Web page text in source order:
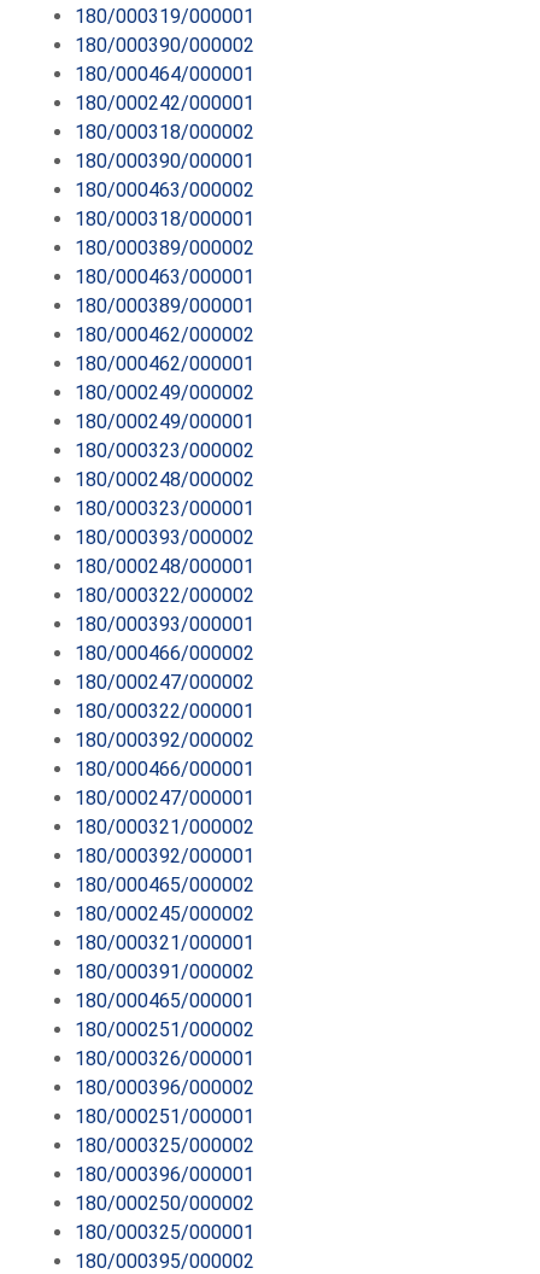
180/000319/000001
180/000390/000002
180/000464/000001
180/000242/000001
180/000318/000002
180/000390/000001
180/000463/000002
180/000318/000001
180/000389/000002
180/000463/000001
180/000389/000001
180/000462/000002
180/000462/000001
180/000249/000002
180/000249/000001
180/000323/000002
180/000248/000002
180/000323/000001
180/000393/000002
180/000248/000001
180/000322/000002
180/000393/000001
180/000466/000002
180/000247/000002
180/000322/000001
180/000392/000002
180/000466/000001
180/000247/000001
180/000321/000002
180/000392/000001
180/000465/000002
180/000245/000002
180/000321/000001
180/000391/000002
180/000465/000001
180/000251/000002
180/000326/000001
180/000396/000002
180/000251/000001
180/000325/000002
180/000396/000001
180/000250/000002
180/000325/000001
180/000395/000002